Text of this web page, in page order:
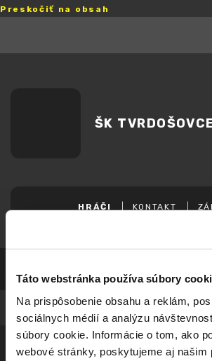
Táto webstránka používa súbory
Na prispôsobenie obsahu a reklám,
sociálnych médií a analýzu
súbory cookie. Informácie o tom, ako
webové stránky, poskytujeme aj našim
Preskočiť na obsah
ŠK
HRÁČI KONTAKT